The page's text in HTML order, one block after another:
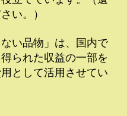
い。）
い品物」は、国内で
られた収益の一部を
として活用させてい